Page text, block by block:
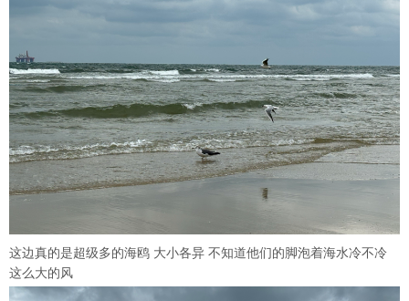
这边真的是超级多的海鸥 大小各异 不知道他们的脚泡着海水冷不冷
这么大的风